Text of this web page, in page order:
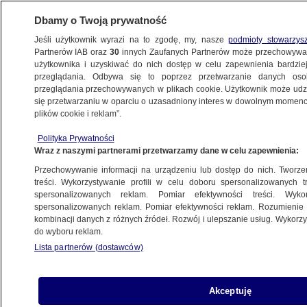
POLSKA
przychylnej PiS stacji wezwany
na przesłuchanie
Kuba Koprzywa
11.05.2026, 20:05
Posłuchaj artykułu
Dbamy o Twoją prywatność
Jeśli użytkownik wyrazi na to zgodę, my, naszepodmioty
Partnerów IAB oraz30 innych Zaufanych Partnerów może
użytkownika i uzyskiwać do nich dostęp w celu zapewnienia
przeglądania. Odbywa się to poprzez przetwarzanie danych
przeglądania przechowywanych w plikach cookie. Użytkownik może
się przetwarzaniu w oparciu o uzasadniony interes w dowolnym
plików cookie i reklam”.
Polityka Prywatności
Wraz z naszymi partnerami przetwarzamy dane w celu zapewnienia:
Przechowywanie informacji na urządzeniu lub dostęp do nich.
treści. Wykorzystywanie profili w celu doboru spersonalizowanych
spersonalizowanych reklam. Pomiar efektywności treści.
spersonalizowanych reklam. Pomiar efektywności reklam.
kombinacji danych z różnych źródeł. Rozwój i ulepszanie usług.
do wyboru reklam.
Lista partnerów (dostawców)
Akceptuję